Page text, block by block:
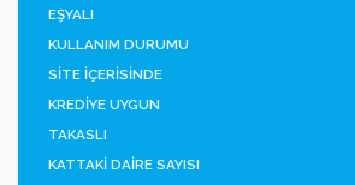
EŞYALI
KULLANIM DURUMU
SİTE İÇERİSİNDE
KREDİYE UYGUN
TAKASLI
KATTAKİ DAİRE SAYISI